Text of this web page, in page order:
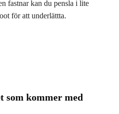
fastnar kan du pensla i lite
för att underlättta.
som kommer med